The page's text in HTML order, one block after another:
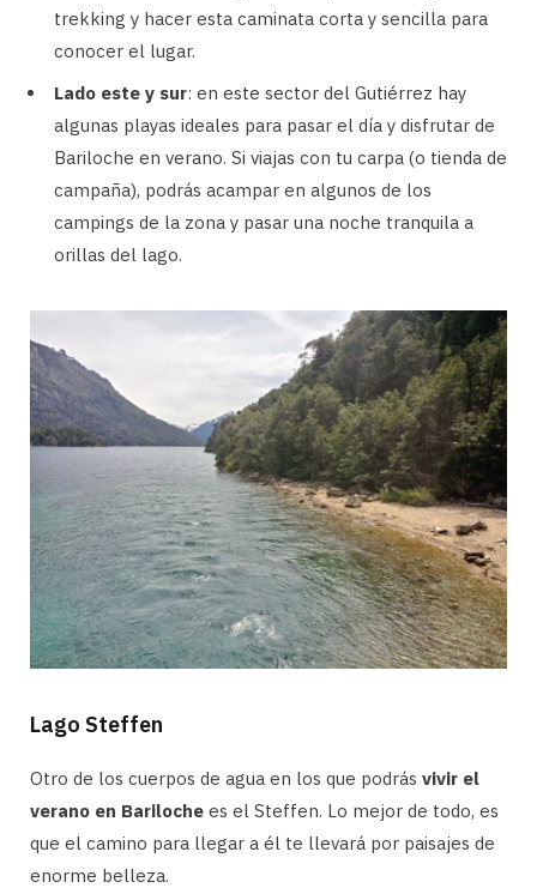
trekking y hacer esta caminata corta y sencilla para
conocer el lugar.
Lado este y sur: en este sector del Gutiérrez hay
algunas playas ideales para pasar el día y disfrutar de
Bariloche en verano. Si viajas con tu carpa (o tienda de
campaña), podrás acampar en algunos de los
campings de la zona y pasar una noche tranquila a
orillas del lago.
Lago Steffen
Otro de los cuerpos de agua en los que podrás vivir el
verano en Bariloche es el Steffen. Lo mejor de todo, es
que el camino para llegar a él te llevará por paisajes de
enorme belleza.